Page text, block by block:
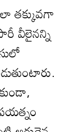
తక్కువగా
వీలైనన్ని